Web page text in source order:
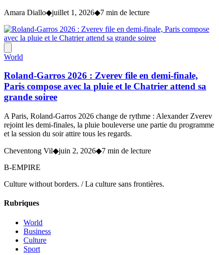
Amara Diallo◆juillet 1, 2026◆7 min de lecture
World
Roland-Garros 2026 : Zverev file en demi-finale,
Paris compose avec la pluie et le Chatrier attend sa
grande soiree
A Paris, Roland-Garros 2026 change de rythme : Alexander Zverev
rejoint les demi-finales, la pluie bouleverse une partie du programme
et la session du soir attire tous les regards.
Cheventong Vil◆juin 2, 2026◆7 min de lecture
B-EMPIRE
Culture without borders. / La culture sans frontières.
Rubriques
World
Business
Culture
Sport